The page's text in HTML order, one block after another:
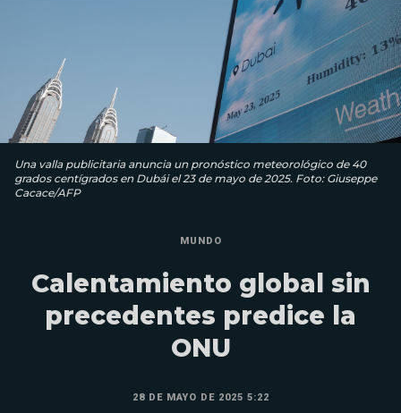
Una valla publicitaria anuncia un pronóstico meteorológico de 40
grados centígrados en Dubái el 23 de mayo de 2025. Foto: Giuseppe
Cacace/AFP
MUNDO
Calentamiento global sin
precedentes predice la
ONU
28 DE MAYO DE 2025 5:22